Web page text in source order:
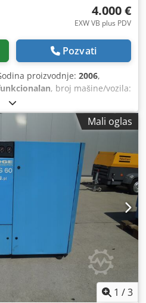
4.000 €
EXW VB plus PDV
Pozvati
proizvodnje: 2006,
, broj mašine/vozila:
KS)
Kompresorska jedinica
ima 10 radnih sati.
Mali oglas
1 /3